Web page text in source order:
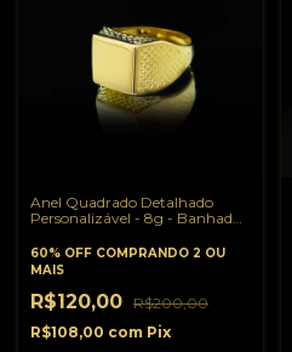
Anel Quadrado Detalhado
Personalizável - 8g - Banhado
60% OFF COMPRANDO 2 OU
MAIS
R$120,00 R$200,00
R$108,00 com Pix